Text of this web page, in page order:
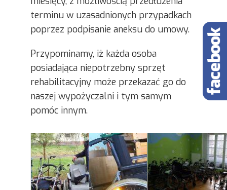
terminu w uzasadnionych przypadkach
poprzez podpisanie aneksu do umowy.
Przypominamy, iż każda osoba
posiadająca niepotrzebny sprzęt
rehabilitacyjny może przekazać go do
naszej wypożyczalni i tym samym
pomóc innym.